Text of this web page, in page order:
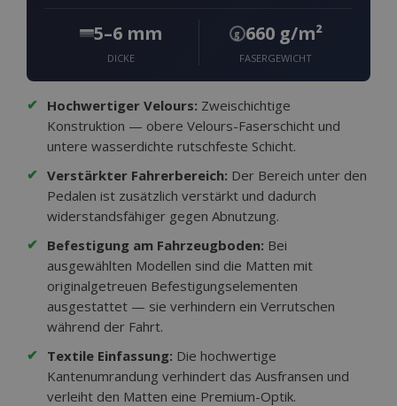
5–6 mm
DICKE
g 660 g/m²
FASERGEWICHT
✔ Hochwertiger Velours: Zweischichtige
Konstruktion — obere Velours-Faserschicht und
untere wasserdichte rutschfeste Schicht.
✔ Verstärkter Fahrerbereich: Der Bereich unter den
Pedalen ist zusätzlich verstärkt und dadurch
widerstandsfähiger gegen Abnutzung.
✔ Befestigung am Fahrzeugboden: Bei
ausgewählten Modellen sind die Matten mit
originalgetreuen Befestigungselementen
ausgestattet — sie verhindern ein Verrutschen
während der Fahrt.
✔ Textile Einfassung: Die hochwertige
Kantenumrandung verhindert das Ausfransen und
verleiht den Matten eine Premium-Optik.